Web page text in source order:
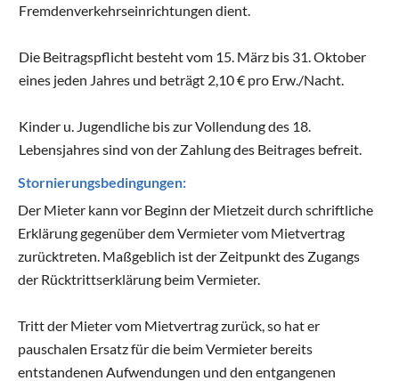
Fremdenverkehrseinrichtungen dient.
Die Beitragspflicht besteht vom 15. März bis 31. Oktober
eines jeden Jahres und beträgt 2,10 € pro Erw./Nacht.
Kinder u. Jugendliche bis zur Vollendung des 18.
Lebensjahres sind von der Zahlung des Beitrages befreit.
Stornierungsbedingungen:
Der Mieter kann vor Beginn der Mietzeit durch schriftliche
Erklärung gegenüber dem Vermieter vom Mietvertrag
zurücktreten. Maßgeblich ist der Zeitpunkt des Zugangs
der Rücktrittserklärung beim Vermieter.
Tritt der Mieter vom Mietvertrag zurück, so hat er
pauschalen Ersatz für die beim Vermieter bereits
entstandenen Aufwendungen und den entgangenen